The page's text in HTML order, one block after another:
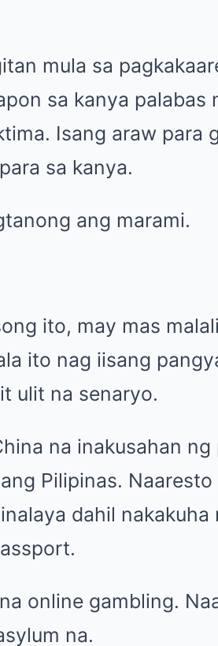
mula sa
sa kanya palabas
Isang araw para
sa kanya.
ang marami.
ito, may mas
ito nag iisang
ulit na senaryo.
na inakusahan
Pilipinas.
dahil
online gambling.
na.